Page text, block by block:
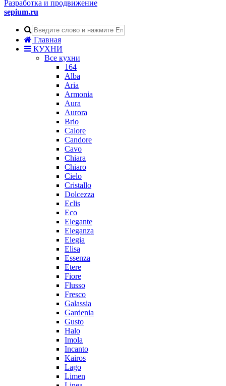
Разработка и продвижение
sepium.ru
Главная
КУХНИ
Все кухни
164
Alba
Aria
Armonia
Aura
Aurora
Brio
Calore
Candore
Cavo
Chiara
Chiaro
Cielo
Cristallo
Dolcezza
Eclis
Eco
Elegante
Eleganza
Elegia
Elisa
Essenza
Etere
Fiore
Flusso
Fresco
Galassia
Gardenia
Gusto
Halo
Imola
Incanto
Kairos
Lago
Limen